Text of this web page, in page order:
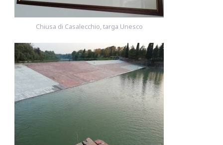
Chiusa di Casalecchio, targa Unesco